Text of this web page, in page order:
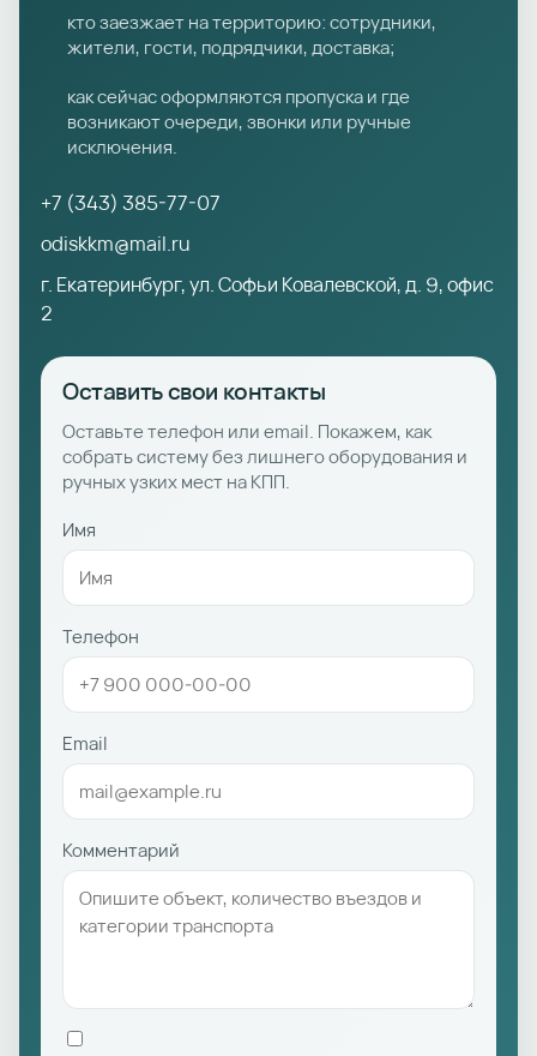
кто заезжает на территорию: сотрудники,
жители, гости, подрядчики, доставка;
как сейчас оформляются пропуска и где
возникают очереди, звонки или ручные
исключения.
+7 (343) 385-77-07
odiskkm@mail.ru
г. Екатеринбург, ул. Софьи Ковалевской, д. 9, офис
2
Оставить свои контакты
Оставьте телефон или email. Покажем, как
собрать систему без лишнего оборудования и
ручных узких мест на КПП.
Имя
Телефон
Email
Комментарий